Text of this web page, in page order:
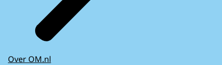
Over OM.nl